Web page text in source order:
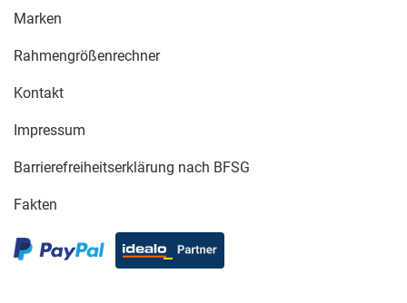
Marken
Rahmengrößenrechner
Kontakt
Impressum
Barrierefreiheitserklärung nach BFSG
Fakten